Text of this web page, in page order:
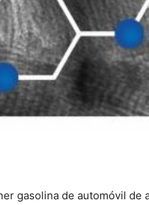
gasolina de automóvil de